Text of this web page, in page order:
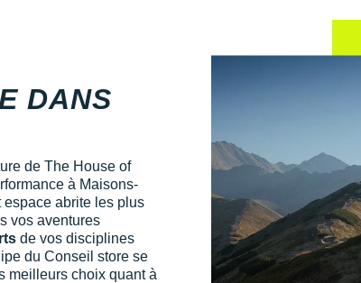
DANS
de The House of
à Maisons-
abrite les plus
vos aventures
de vos disciplines
du Conseil store se
meilleurs choix quant à